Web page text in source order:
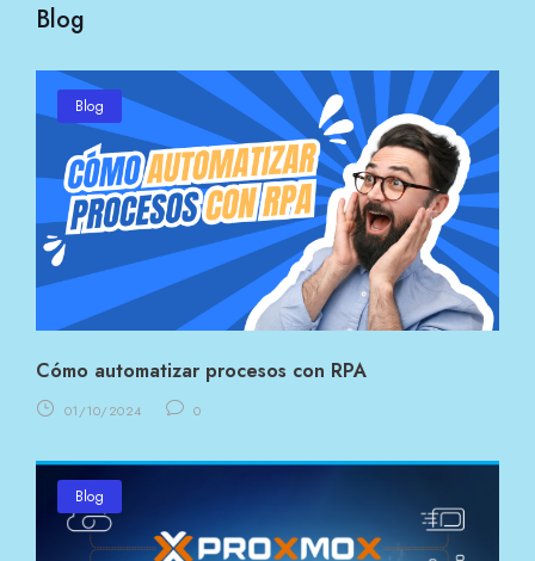
Blog
Blog
Cómo automatizar procesos con RPA
01/10/2024 0
Blog